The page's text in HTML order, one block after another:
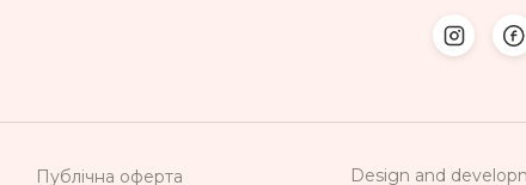
Публiчна оферта Design and